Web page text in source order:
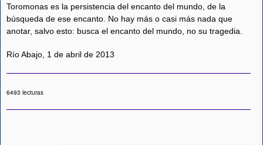
Toromonas es la persistencia del encanto del mundo, de la
búsqueda de ese encanto. No hay más o casi más nada que
anotar, salvo esto: busca el encanto del mundo, no su tragedia.
Río Abajo, 1 de abril de 2013
6493 lecturas